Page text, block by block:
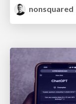
nonsquared